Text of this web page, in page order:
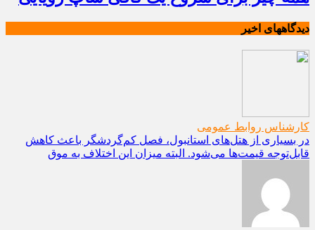
دیدگاههای اخیر
کارشناس روابط عمومی
در بسیاری از هتل‌های استانبول، فصل کم‌گردشگر باعث کاهش
قابل‌توجه قیمت‌ها می‌شود. البته میزان این اختلاف به موق